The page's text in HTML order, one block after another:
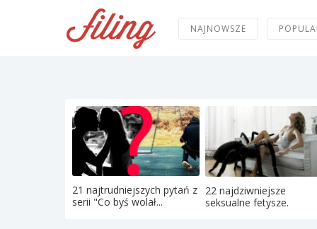
NAJNOWSZE
21 najtrudniejszych pytań z
serii "Co byś wolał...
22 najdziwniejsze
seksualne fetysze.